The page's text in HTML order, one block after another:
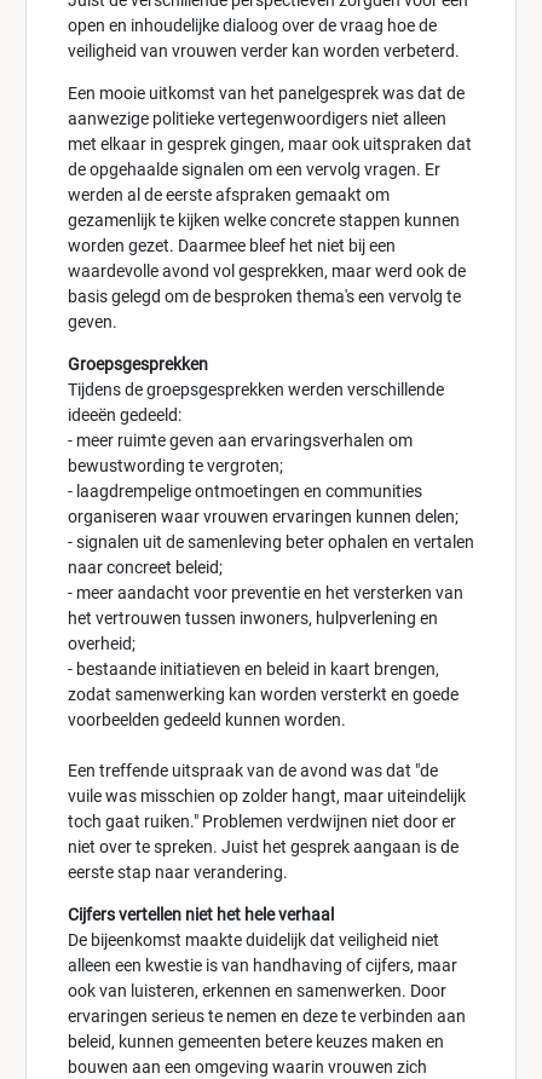
open en inhoudelijke dialoog over de vraag hoe de
veiligheid van vrouwen verder kan worden verbeterd.
Een mooie uitkomst van het panelgesprek was dat de
aanwezige politieke vertegenwoordigers niet alleen
met elkaar in gesprek gingen, maar ook uitspraken dat
de opgehaalde signalen om een vervolg vragen. Er
werden al de eerste afspraken gemaakt om
gezamenlijk te kijken welke concrete stappen kunnen
worden gezet. Daarmee bleef het niet bij een
waardevolle avond vol gesprekken, maar werd ook de
basis gelegd om de besproken thema's een vervolg te
geven.
Groepsgesprekken
Tijdens de groepsgesprekken werden verschillende
ideeën gedeeld:
- meer ruimte geven aan ervaringsverhalen om
bewustwording te vergroten;
- laagdrempelige ontmoetingen en communities
organiseren waar vrouwen ervaringen kunnen delen;
- signalen uit de samenleving beter ophalen en vertalen
naar concreet beleid;
- meer aandacht voor preventie en het versterken van
het vertrouwen tussen inwoners, hulpverlening en
overheid;
- bestaande initiatieven en beleid in kaart brengen,
zodat samenwerking kan worden versterkt en goede
voorbeelden gedeeld kunnen worden.
Een treffende uitspraak van de avond was dat "de
vuile was misschien op zolder hangt, maar uiteindelijk
toch gaat ruiken." Problemen verdwijnen niet door er
niet over te spreken. Juist het gesprek aangaan is de
eerste stap naar verandering.
Cijfers vertellen niet het hele verhaal
De bijeenkomst maakte duidelijk dat veiligheid niet
alleen een kwestie is van handhaving of cijfers, maar
ook van luisteren, erkennen en samenwerken. Door
ervaringen serieus te nemen en deze te verbinden aan
beleid, kunnen gemeenten betere keuzes maken en
bouwen aan een omgeving waarin vrouwen zich